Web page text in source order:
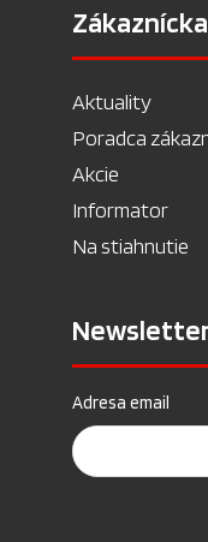
Aktuality
Poradca
Akcie
Informator
Na stiahnutie
Adresa email